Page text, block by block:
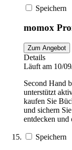
Speichern
momox
Zum Angebot
Details
Läuft am 10/
Second Hand
unterstützt
kaufen Sie
und sichern
entdecken und
Speichern